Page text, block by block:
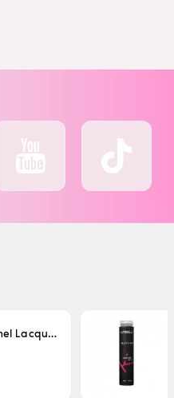
Λακ Professionel Lacque Super Strong 500ml